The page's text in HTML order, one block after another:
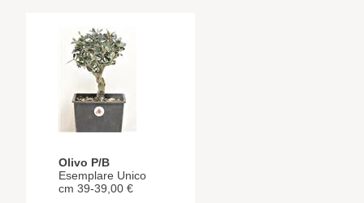
Olivo P/B
Esemplare Unico
cm 39-39,00 €